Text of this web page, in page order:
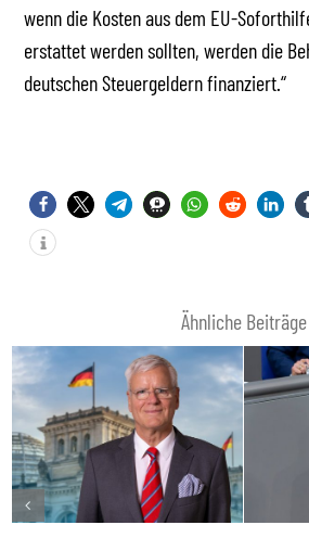
wenn die Kosten aus dem EU-
erstattet werden sollten, werden die
deutschen Steuergeldern finanziert.“
Ähnliche Beiträge